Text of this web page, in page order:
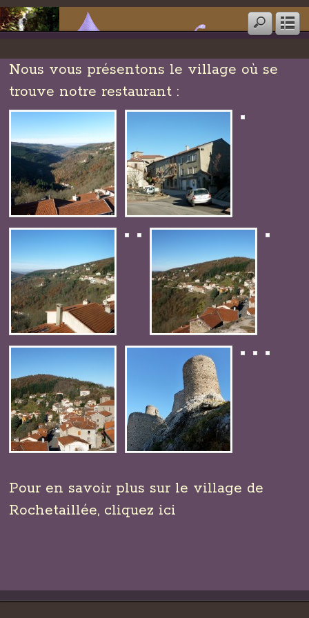
Nous vous présentons le village où se
trouve notre restaurant :
Pour en savoir plus sur le village de
Rochetaillée, cliquez ici